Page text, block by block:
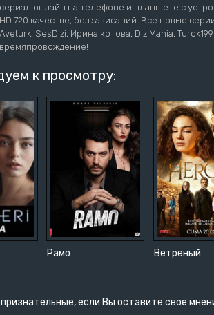
сериал онлайн на телефоне и планшете с
HD 720 качестве, без зависаний. Все новые
Aveturk, SesDizi, Ирина котова, DiziMania,
времяпровождение!
к просмотру:
Рамо Ветреный
если Вы оставите свое